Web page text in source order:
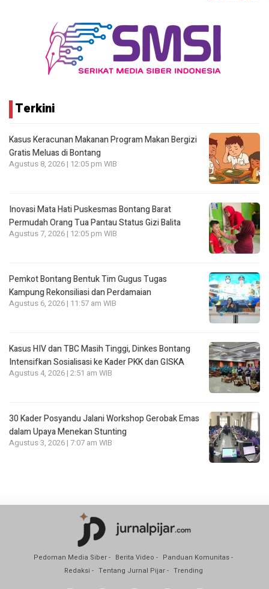
Terkini
Kasus Keracunan Makanan Program Makan Bergizi
Gratis Meluas di Bontang
Agustus 8, 2026 | 12:05 pm WIB
Inovasi Mata Hati Puskesmas Bontang Barat
Permudah Orang Tua Pantau Status Gizi Balita
Agustus 7, 2026 | 12:05 pm WIB
Pemkot Bontang Bentuk Tim Gugus Tugas
Kampung Rekonsiliasi dan Perdamaian
Agustus 6, 2026 | 11:57 am WIB
Kasus HIV dan TBC Masih Tinggi, Dinkes Bontang
Intensifkan Sosialisasi ke Kader PKK dan GISKA
Agustus 4, 2026 | 2:51 am WIB
30 Kader Posyandu Jalani Workshop Gerobak Emas
dalam Upaya Menekan Stunting
Agustus 3, 2026 | 7:07 am WIB
Pedoman Media Siber Berita Video
Panduan Komunitas
Redaksi
Tentang Jurnal Pijar Trending